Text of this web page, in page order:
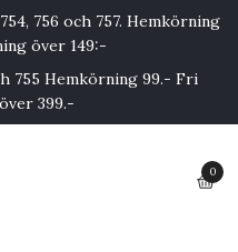
756 och 757. Hemkörning
över 149:-
755 Hemkörning 99.- Fri
399.-
0